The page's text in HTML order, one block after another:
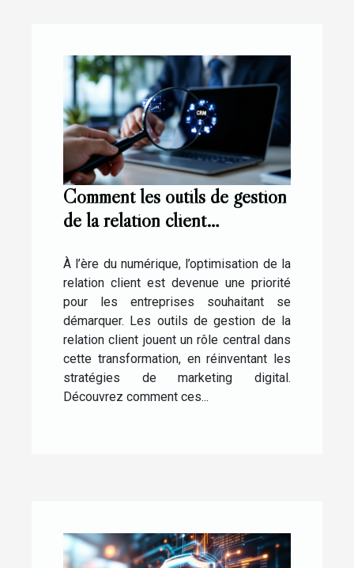
Comment les outils de gestion
de la relation client
digital ?
À l’ère du numérique, l’optimisation de la
relation client est devenue une priorité
pour les entreprises souhaitant se
démarquer. Les outils de gestion de la
relation client jouent un rôle central dans
cette transformation, en réinventant les
stratégies de marketing digital.
Découvrez comment ces...